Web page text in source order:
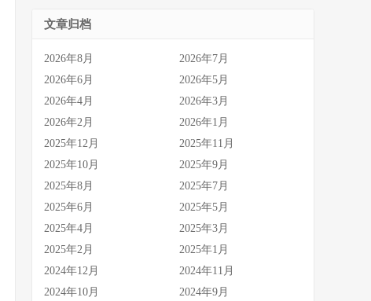
文章归档
2026年8月
2026年7月
2026年6月
2026年5月
2026年4月
2026年3月
2026年2月
2026年1月
2025年12月
2025年11月
2025年10月
2025年9月
2025年8月
2025年7月
2025年6月
2025年5月
2025年4月
2025年3月
2025年2月
2025年1月
2024年12月
2024年11月
2024年10月
2024年9月